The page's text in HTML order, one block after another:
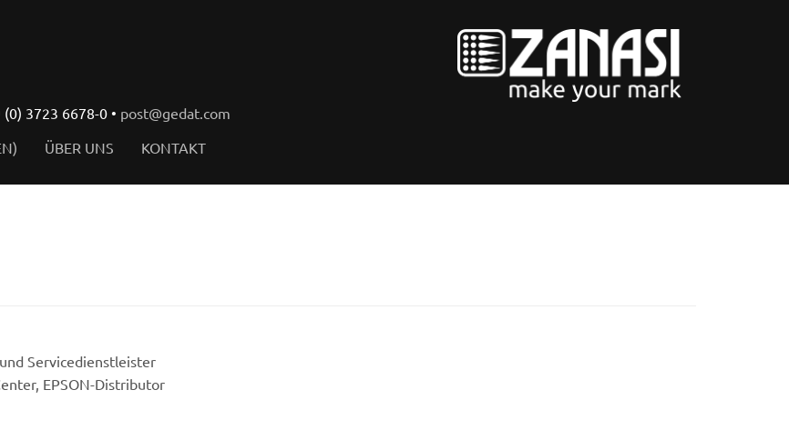
3723 6678-0 • post@gedat.com
ÜBER UNS KONTAKT
Servicedienstleister
EPSON-Distributor